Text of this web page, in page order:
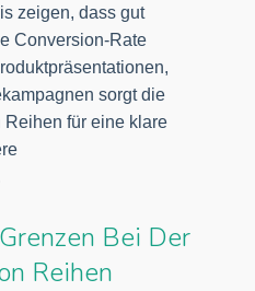
zeigen, dass gut
Conversion-Rate
sorgt die
Reihen für eine klare
Bei Der
Reihen